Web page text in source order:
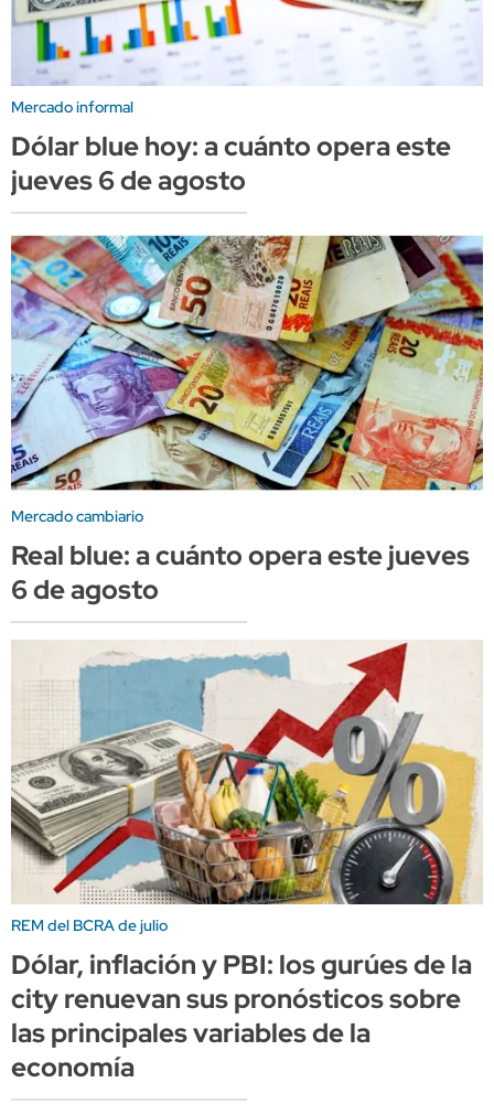
Mercado informal
Dólar blue hoy: a cuánto opera este
jueves 6 de agosto
Mercado cambiario
Real blue: a cuánto opera este jueves
6 de agosto
REM del BCRA de julio
Dólar, inflación y PBI: los gurúes de la
city renuevan sus pronósticos sobre
las principales variables de la
economía